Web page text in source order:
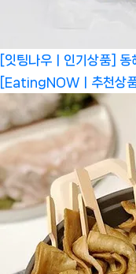
[잇팅나우ㅣ인기상품] 동
[EatingNOWㅣ추천상